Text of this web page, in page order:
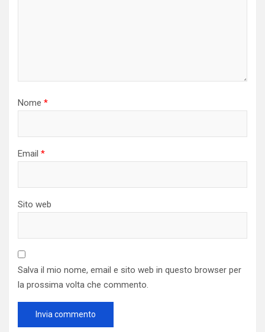
Nome *
Email *
Sito web
Salva il mio nome, email e sito web in questo browser per
la prossima volta che commento.